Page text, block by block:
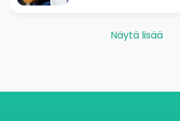
Näytä lisää